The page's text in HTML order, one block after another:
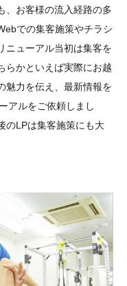
、お客様の流入経路の多
での集客施策やチラシ
ニューアル当初は集客を
らかといえば実際にお越
魅力を伝え、最新情報を
アルをご依頼しまし
のLPは集客施策にも大